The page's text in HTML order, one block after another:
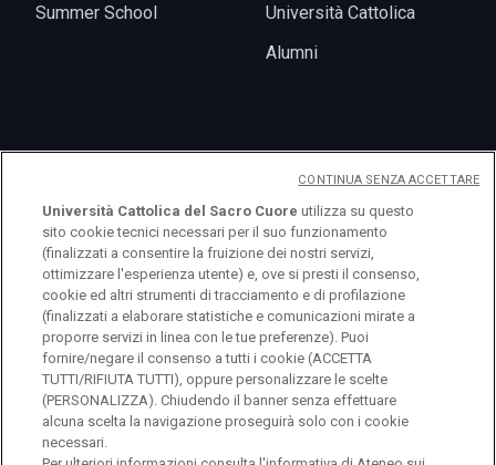
Summer School
Università Cattolica
Alumni
Eventi
Università Cattolica del Sacro Cuore utilizza su questo
sito cookie tecnici necessari per il suo funzionamento
(finalizzati a consentire la fruizione dei nostri servizi,
ottimizzare l'esperienza utente) e, ove si presti il consenso,
cookie ed altri strumenti di tracciamento e di profilazione
(finalizzati a elaborare statistiche e comunicazioni mirate a
proporre servizi in linea con le tue preferenze). Puoi
fornire/negare il consenso a tutti i cookie (ACCETTA
TUTTI/RIFIUTA TUTTI), oppure personalizzare le scelte
(PERSONALIZZA). Chiudendo il banner senza effettuare
alcuna scelta la navigazione proseguirà solo con i cookie
necessari.
CONTINUA SENZA ACCETTARE